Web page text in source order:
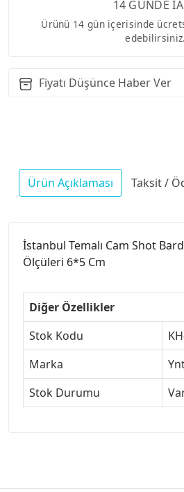
14 GÜNDE
Ürünü 14 gün içerisinde
edebilirsiniz.
Fiyatı Düşünce Haber Ver
Ürün Açıklaması Taksit /
İstanbul Temalı Cam Shot
Ölçüleri 6*5 Cm
Diğer Özellikler
Stok Kodu
Marka
Stok Durumu